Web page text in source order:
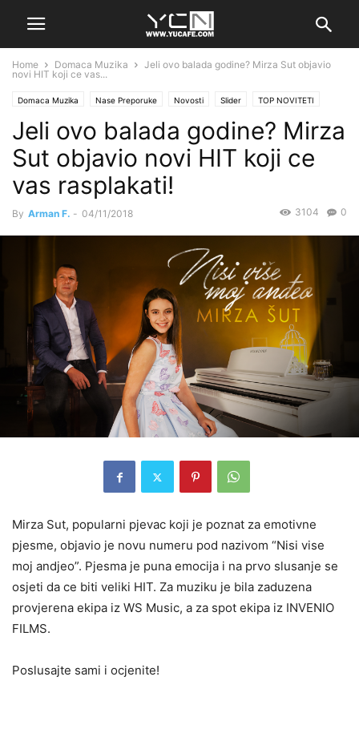
Home Domaca Muzika
Jeli ovo balada godine? Mirza Sut objavio
novi HIT koji ce vas...
Domaca Muzika Nase Preporuke Novosti Slider TOP NOVITETI
Jeli ovo balada godine? Mirza
Sut objavio novi HIT koji ce
vas rasplakati!
By Arman F. - 04/11/2018 0
3104
Mirza Sut, popularni pjevac koji je poznat za emotivne
pjesme, objavio je novu numeru pod nazivom “Nisi vise
moj andjeo”. Pjesma je puna emocija i na prvo slusanje se
osjeti da ce biti veliki HIT. Za muziku je bila zaduzena
provjerena ekipa iz WS Music, a za spot ekipa iz INVENIO
FILMS.
Poslusajte sami i ocjenite!